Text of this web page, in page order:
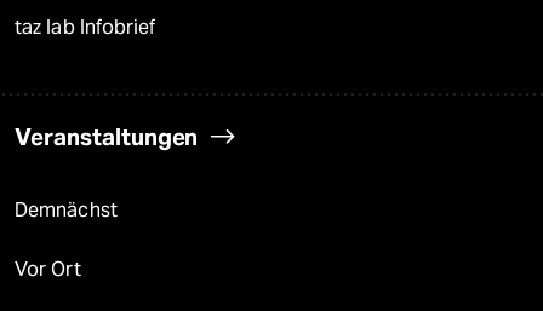
taz lab Infobrief
Veranstaltungen
Demnächst
Vor Ort